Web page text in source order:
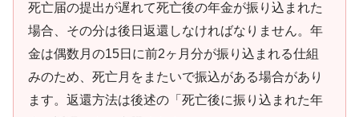
死亡届の提出が遅れて死亡後の年金が振り込まれた
場合、その分は後日返還しなければなりません。年
金は偶数月の15日に前2ヶ月分が振り込まれる仕組
みのため、死亡月をまたいで振込がある場合があり
ます。返還方法は後述の「死亡後に振り込まれた年